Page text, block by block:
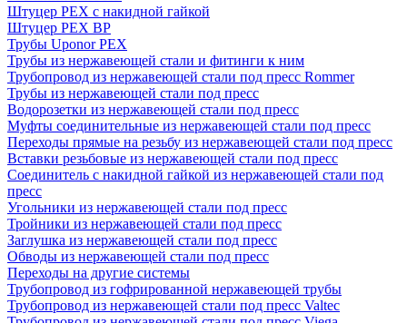
Штуцер PEX c накидной гайкой
Штуцер PEX ВР
Трубы Uponor PEX
Трубы из нержавеющей стали и фитинги к ним
Трубопровод из нержавеющей стали под пресс Rommer
Трубы из нержавеющей стали под пресс
Водорозетки из нержавеющей стали под пресс
Муфты соединительные из нержавеющей стали под пресс
Переходы прямые на резьбу из нержавеющей стали под пресс
Вставки резьбовые из нержавеющей стали под пресс
Соединитель с накидной гайкой из нержавеющей стали под
пресс
Угольники из нержавеющей стали под пресс
Тройники из нержавеющей стали под пресс
Заглушка из нержавеющей стали под пресс
Обводы из нержавеющей стали под пресс
Переходы на другие системы
Трубопровод из гофрированной нержавеющей трубы
Трубопровод из нержавеющей стали под пресс Valtec